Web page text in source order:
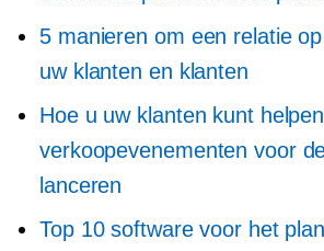
5 manieren om een ​​relatie
uw klanten en klanten
Hoe u uw klanten kunt helpen
verkoopevenementen voor
lanceren
Top 10 software voor het